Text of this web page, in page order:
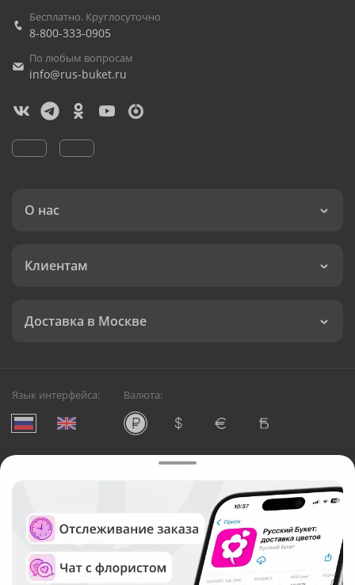
Бесплатно. Круглосуточно
8-800-333-0905
По любым вопросам
info@rus-buket.ru
О нас
Клиентам
Доставка в Москве
Язык интерфейса: Валюта:
Служба круглосуточной доставки цветов в Москве
Русский Букет, 2026
Общество с ограниченной ответственностью «Технология»
ОГРН: 1195476081745, ИНН: 5410081997
Юридический адрес: г. Новосибирск, ул. Ипподромская,
д.42, оф. 3